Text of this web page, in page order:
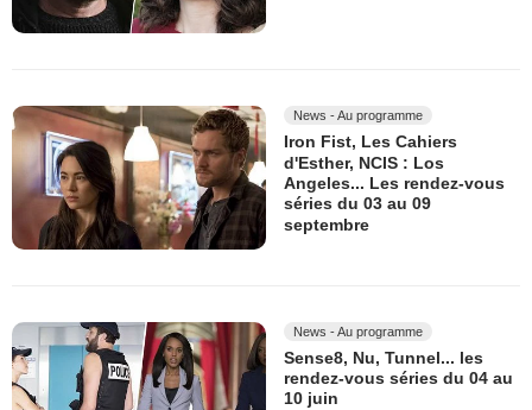
News - Au programme
Iron Fist, Les Cahiers
d'Esther, NCIS : Los
Angeles... Les rendez-vous
séries du 03 au 09
septembre
News - Au programme
Sense8, Nu, Tunnel... les
rendez-vous séries du 04 au
10 juin